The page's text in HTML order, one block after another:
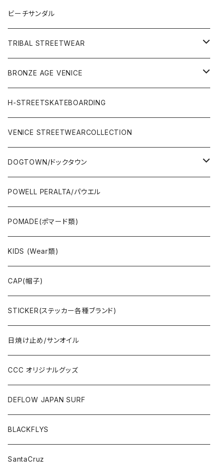
Surf Board(サーフボード )
OTHERS(サーフ小物)
WEAR(サーフブランド衣類)
Rhythm(サーフアパレル)
Ripcurl(サーフブランド)
CLOTHING(アパレル)
DECK(デッキ)
COMPLETE（完成品）
STREET
SURFSKATE
TRUCK(トラック)
WHEEL(ウィール)
OTHERS(スケボー小物/ステッカー類)
JAYADAMS/ジェイアダムス
ビーチサンダル
TRIBAL STREETWEAR
小物類
SALE
BRONZE AGE VENICE
made in JAPAN
made in USA
H-STREETSKATEBOARDING
VENICE STREETWEARCOLLECTION
DOGTOWN/ドックタウン
WEAR(衣類)
Deck(スケートデッキ)
CAP/HAT(キャップ類)
OTHERS(ドックタウン小物)
POWELL PERALTA/パウエル
POMADE(ポマード類)
KIDS (Wear類)
CAP(帽子)
STICKER(ステッカー各種ブランド)
日焼け止め/サンオイル
CCC オリジナルグッズ
DEFLOW JAPAN SURF
BLACKFLYS
SantaCruz